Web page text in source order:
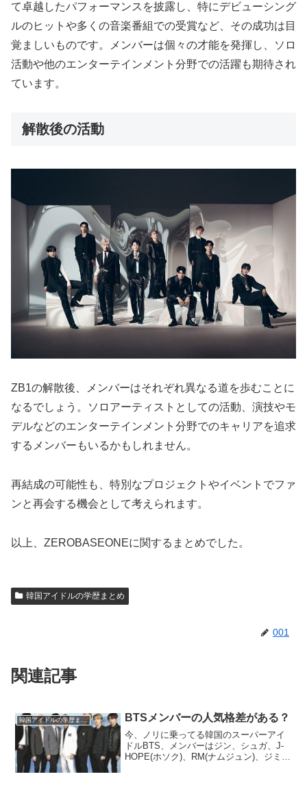
て卓越したパフォーマンスを披露し、特にデビューシング
ルのヒットや多くの音楽番組での受賞など、その成功は目
覚ましいものです。メンバーは個々の才能を発揮し、ソロ
活動や他のエンターテインメント分野での活躍も期待され
ています。
解散後の活動
ZB1の解散後、メンバーはそれぞれ異なる道を歩むことに
なるでしょう。ソロアーティストとしての活動、演技やモ
デルなどのエンターテインメント分野でのキャリアを追求
するメンバーもいるかもしれません。
再結成の可能性も、特別なプロジェクトやイベントでファ
ンと再会する機会として考えられます。
以上、ZEROBASEONEに関するまとめでした。
韓国アイドルの学歴まとめ
001
関連記事
韓国アイドルの学歴まとめ BTSメンバーの人気格差がある？
今、ノリに乗ってる韓国のスーパーアイ
ドルBTS、メンバーはジン、シュガ、J-
HOPE(ホソク)、RM(ナムジュン)、ジミ